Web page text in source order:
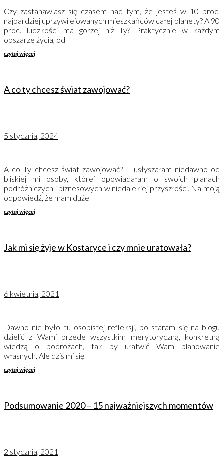
Czy zastanawiasz się czasem nad tym, że jesteś w 10 proc.
najbardziej uprzywilejowanych mieszkańców całej planety? A 90
proc. ludzkości ma gorzej niż Ty? Praktycznie w każdym
obszarze życia, od
czytaj więcej
A co ty chcesz świat zawojować?
5 stycznia, 2024
A co Ty chcesz świat zawojować? – usłyszałam niedawno od
bliskiej mi osoby, której opowiadałam o swoich planach
podróżniczych i biznesowych w niedalekiej przyszłości. Na moją
odpowiedź, że mam duże
czytaj więcej
Jak mi się żyje w Kostaryce i czy mnie uratowała?
6 kwietnia, 2021
Dawno nie było tu osobistej refleksji, bo staram się na blogu
dzielić z Wami przede wszystkim merytoryczną, konkretną
wiedzą o podróżach, tak by ułatwić Wam planowanie
własnych. Ale dziś mi się
czytaj więcej
Podsumowanie 2020 – 15 najważniejszych momentów
2 stycznia, 2021